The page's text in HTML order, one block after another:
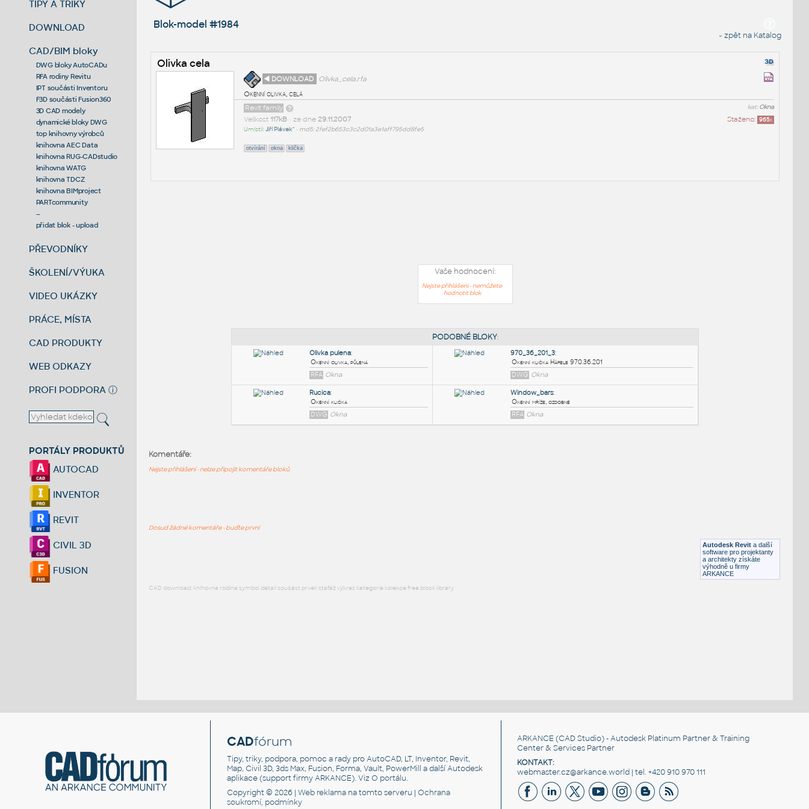
TIPY A TRIKY
DOWNLOAD
CAD/BIM bloky
DWG bloky AutoCADu
RFA rodiny Revitu
IPT součásti Inventoru
F3D součásti Fusion360
3D CAD modely
dynamické bloky DWG
top knihovny výrobců
knihovna AEC Data
knihovna RUG-CADstudio
knihovna WATG
knihovna TDCZ
knihovna BIMproject
PARTcommunity
--
přidat blok - upload
PŘEVODNÍKY
ŠKOLENÍ/VÝUKA
VIDEO UKÁZKY
PRÁCE, MÍSTA
CAD PRODUKTY
WEB ODKAZY
PROFI PODPORA ⓘ
PORTÁLY PRODUKTŮ
AUTOCAD
INVENTOR
REVIT
CIVIL 3D
FUSION
Blok-model #1984
« zpět na Katalog
Olivka cela
◄ DOWNLOAD
Olivka_cela.rfa
Okenní olivka, celá
kat:Okna
Revit family
Staženo: 965x
Velikost 117kB• ze dne 29.11.2007
Umístil:Jiří Plávek^ • md5: 2fef2b653c3c2d01a3e1aff795dd8fe5
otvírání okna klička
Vaše hodnocení:
Nejste přihlášeni - nemůžete
hodnotit blok
Autodesk Revit a další
software pro projektanty
a architekty získáte
výhodně u firmy
ARKANCE
Komentáře:
Nejste přihlášeni - nelze připojit komentáře bloků
Dosud žádné komentáře - buďte první
CAD download: knihovna rodina symbol detail součást prvek stafáž výkres kategorie kolekce free block library
CADfórum
Tipy, triky, podpora, pomoc a rady pro AutoCAD, LT, Inventor, Revit,
Map, Civil 3D, 3ds Max, Fusion, Forma, Vault, PowerMill a další Autodesk
aplikace (support firmy ARKANCE). VizO portálu.
Copyright © 2026 |Web reklama na tomto serveru |Ochrana
soukromí, podmínky
ARKANCE (CAD Studio) - Autodesk Platinum Partner & Training
Center & Services Partner
KONTAKT:
webmaster.cz@arkance.world | tel. +420 910 970 111